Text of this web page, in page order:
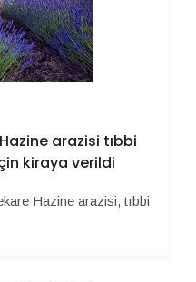
arazisi tıbbi
kiraya verildi
Hazine arazisi, tıbbi